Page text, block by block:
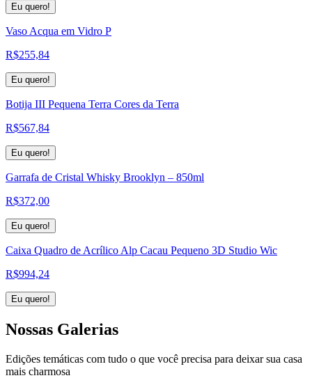
Eu quero!
Vaso Acqua em Vidro P
R$255,84
Eu quero!
Botija III Pequena Terra Cores da Terra
R$567,84
Eu quero!
Garrafa de Cristal Whisky Brooklyn – 850ml
R$372,00
Eu quero!
Caixa Quadro de Acrílico Alp Cacau Pequeno 3D Studio Wic
R$994,24
Eu quero!
Nossas Galerias
Edições temáticas com tudo o que você precisa para deixar sua casa
mais charmosa